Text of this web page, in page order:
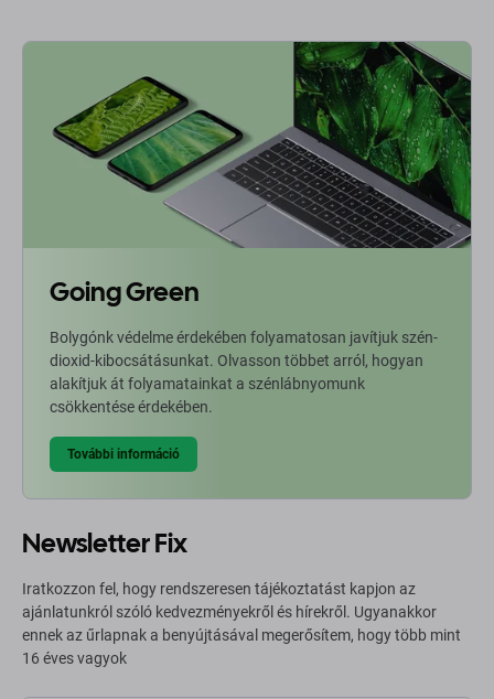
Going Green
Bolygónk védelme érdekében folyamatosan javítjuk szén-
dioxid-kibocsátásunkat. Olvasson többet arról, hogyan
alakítjuk át folyamatainkat a szénlábnyomunk
csökkentése érdekében.
További információ
Newsletter Fix
Iratkozzon fel, hogy rendszeresen tájékoztatást kapjon az
ajánlatunkról szóló kedvezményekről és hírekről. Ugyanakkor
ennek az űrlapnak a benyújtásával megerősítem, hogy több mint
16 éves vagyok